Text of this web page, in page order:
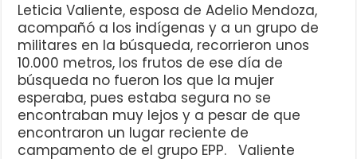
Leticia Valiente, esposa de Adelio Mendoza,
acompañó a los indígenas y a un grupo de
militares en la búsqueda, recorrieron unos
10.000 metros, los frutos de ese día de
búsqueda no fueron los que la mujer
esperaba, pues estaba segura no se
encontraban muy lejos y a pesar de que
encontraron un lugar reciente de
campamento de el grupo EPP. Valiente